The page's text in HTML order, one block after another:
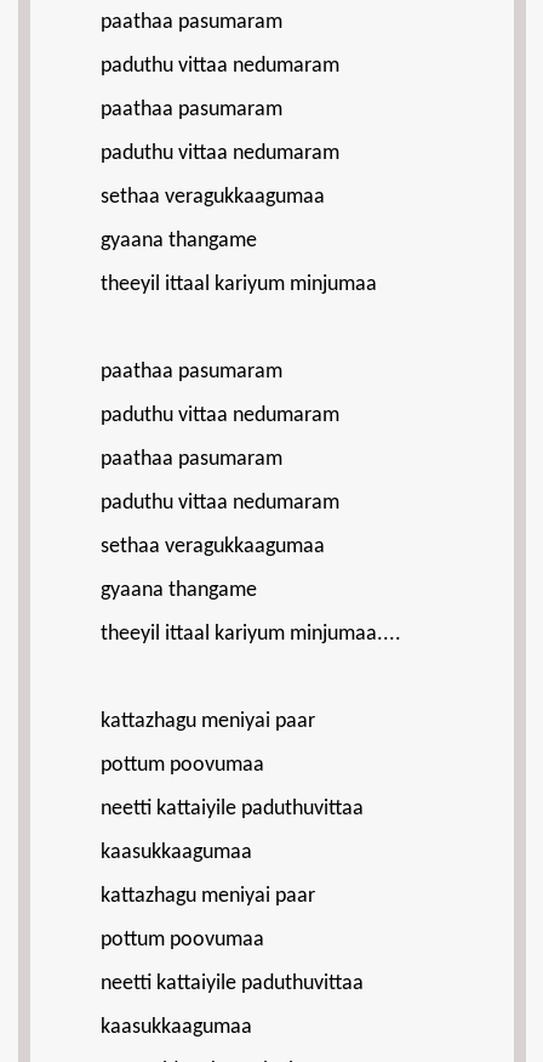
paathaa pasumaram
paduthu vittaa nedumaram
paathaa pasumaram
paduthu vittaa nedumaram
sethaa veragukkaagumaa
gyaana thangame
theeyil ittaal kariyum minjumaa
paathaa pasumaram
paduthu vittaa nedumaram
paathaa pasumaram
paduthu vittaa nedumaram
sethaa veragukkaagumaa
gyaana thangame
theeyil ittaal kariyum minjumaa....
kattazhagu meniyai paar
pottum poovumaa
neetti kattaiyile paduthuvittaa
kaasukkaagumaa
kattazhagu meniyai paar
pottum poovumaa
neetti kattaiyile paduthuvittaa
kaasukkaagumaa